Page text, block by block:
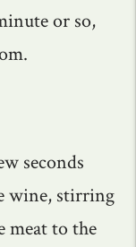
or so,
seconds
wine, stirring
meat to the